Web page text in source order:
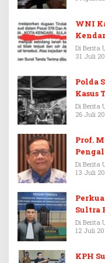
WNI
Di Berita
31 Juli
Polda
Kasus
Di Berita
26 Juli
Prof.
Febrie
Di Berita
13 Juli
Sultra
Di Berita
12 Juli
KPH